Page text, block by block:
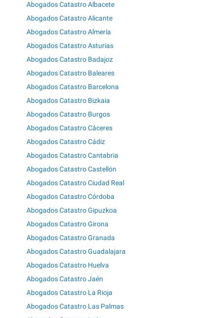
Abogados Catastro Albacete
Abogados Catastro Alicante
Abogados Catastro Almería
Abogados Catastro Asturias
Abogados Catastro Badajoz
Abogados Catastro Baleares
Abogados Catastro Barcelona
Abogados Catastro Bizkaia
Abogados Catastro Burgos
Abogados Catastro Cáceres
Abogados Catastro Cádiz
Abogados Catastro Cantabria
Abogados Catastro Castellón
Abogados Catastro Ciudad Real
Abogados Catastro Córdoba
Abogados Catastro Gipuzkoa
Abogados Catastro Girona
Abogados Catastro Granada
Abogados Catastro Guadalajara
Abogados Catastro Huelva
Abogados Catastro Jaén
Abogados Catastro La Rioja
Abogados Catastro Las Palmas